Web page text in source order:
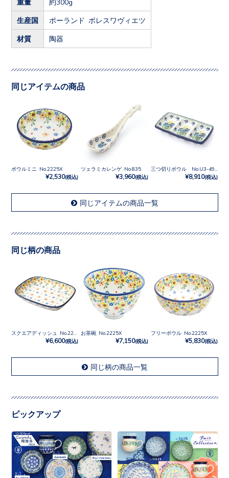
生産国 ポーランド ボレスワヴィエツ
材質 陶器
同じアイテムの商品
ボウルミニ No.2225X
¥2,530(税込)
ツェラミカレンゲ No.835
¥3,960(税込) ¥8,910(税込)
同じアイテムの商品一覧
同じ柄の商品
¥6,600(税込)
お茶碗 No.2225X
¥7,150(税込)
フリーボウル No.2225X
¥5,830(税込)
同じ柄の商品一覧
ピックアップ